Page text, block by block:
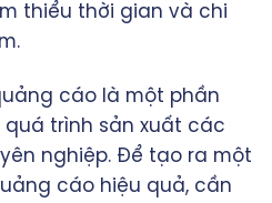
thiểu thời gian và chi
cáo là một phần
trình sản xuất các
nghiệp. Để tạo ra một
cáo hiệu quả, cần